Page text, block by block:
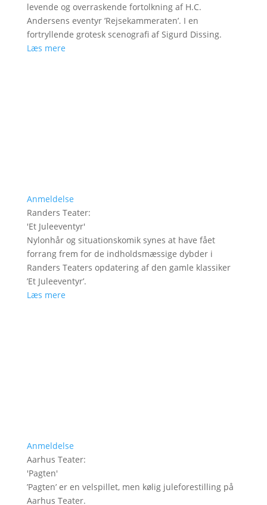
levende og overraskende fortolkning af H.C.
Andersens eventyr ’Rejsekammeraten’. I en
fortryllende grotesk scenografi af Sigurd Dissing.
Læs mere
Anmeldelse
Randers Teater:
'Et Juleeventyr'
Nylonhår og situationskomik synes at have fået
forrang frem for de indholdsmæssige dybder i
Randers Teaters opdatering af den gamle klassiker
’Et Juleeventyr’.
Læs mere
Anmeldelse
Aarhus Teater:
'Pagten'
’Pagten’ er en velspillet, men kølig juleforestilling på
Aarhus Teater.